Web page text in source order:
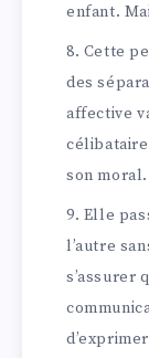
enfant.
Cette
des
affective
son moral.
Elle
l’autre
s’assurer